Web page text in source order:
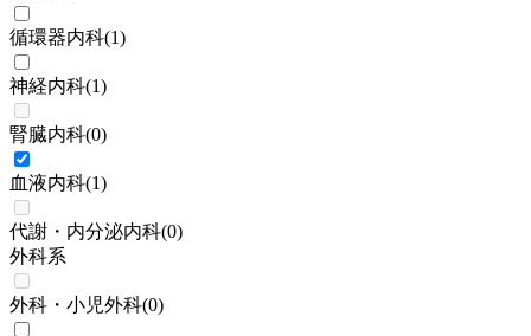
循環器内科(1)
神経内科(1)
腎臓内科(0)
血液内科(1)
代謝・内分泌内科(0)
外科系
外科・小児外科(0)